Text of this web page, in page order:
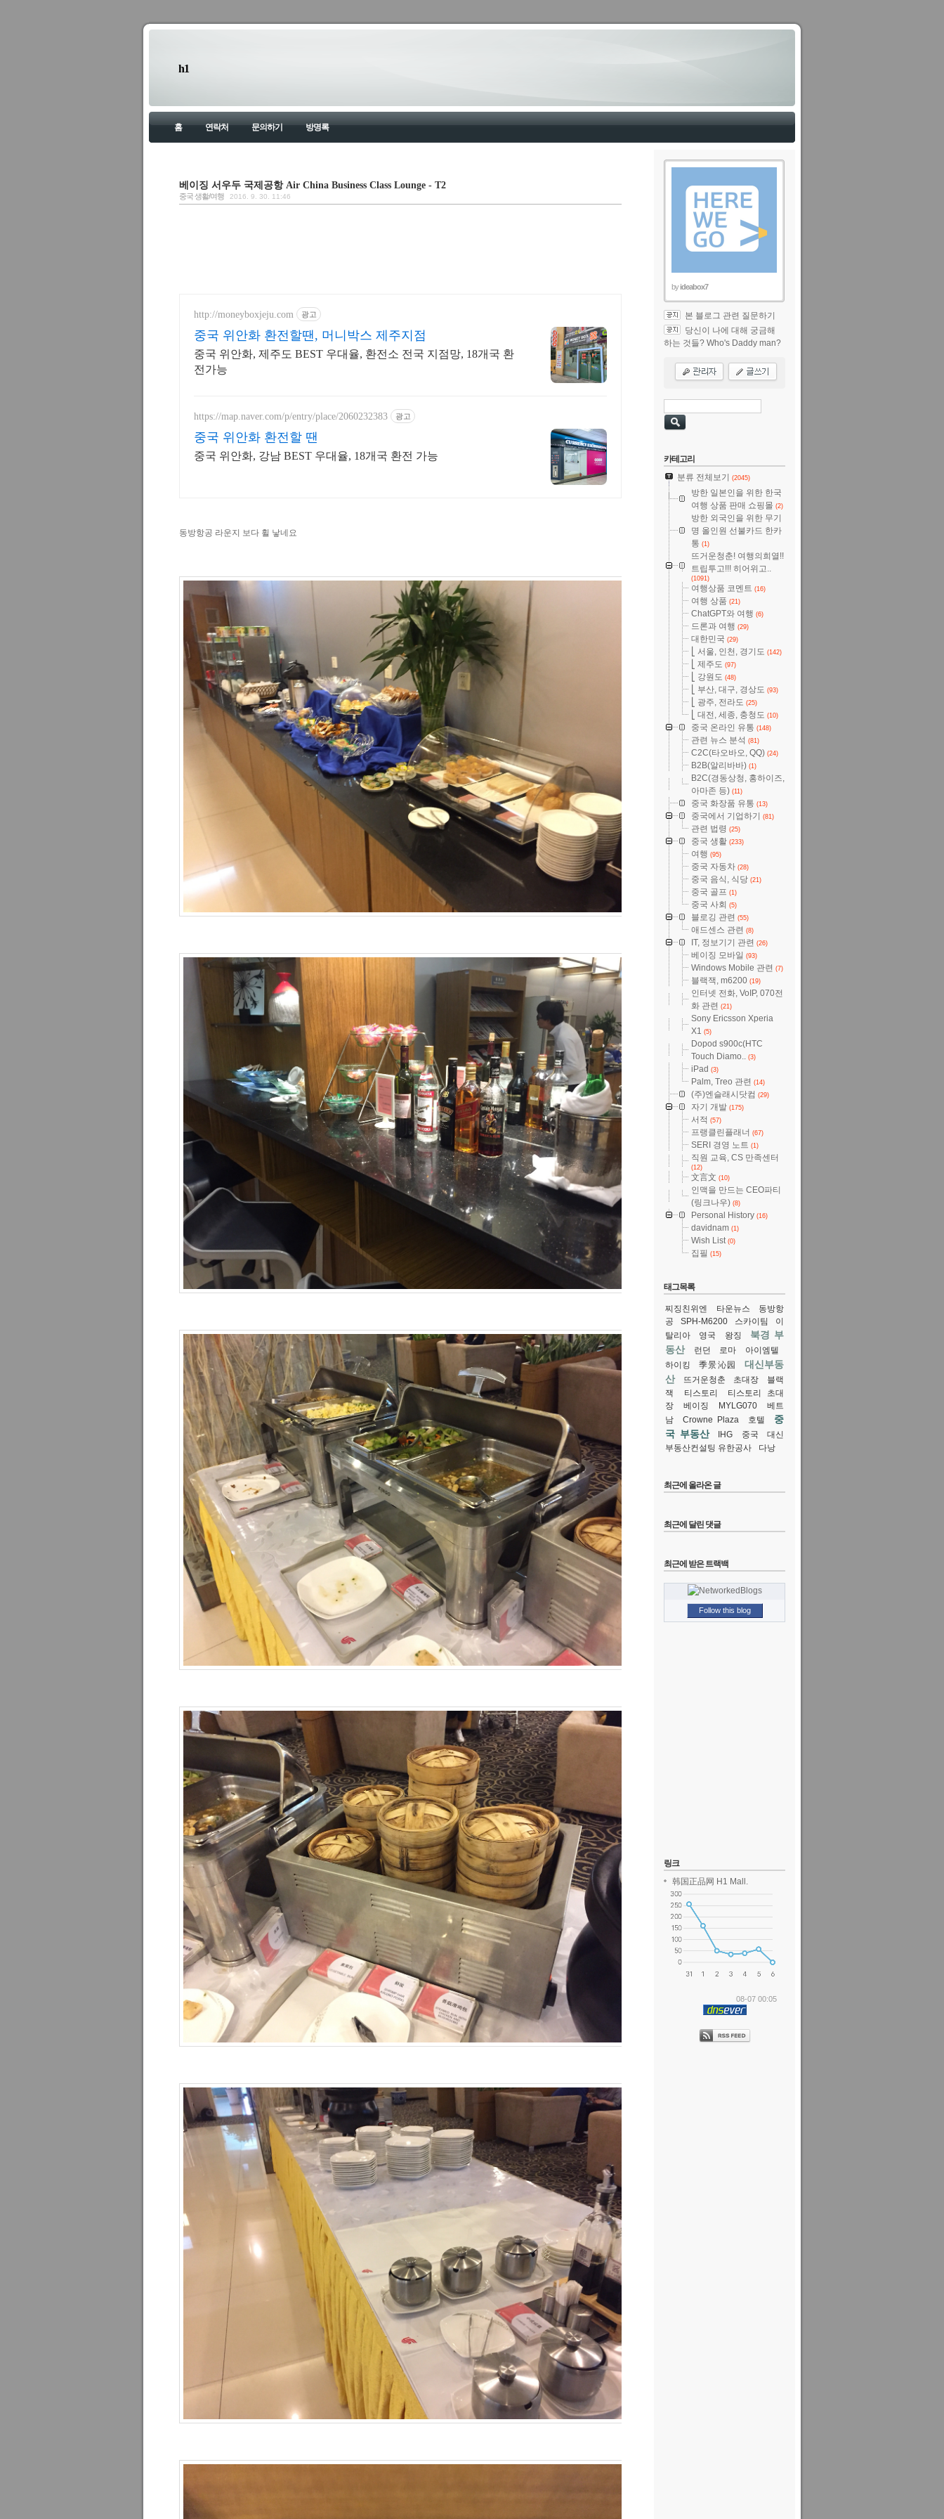
h1
홈 연락처 문의하기 방명록
베이징 서우두 국제공항 Air China Business Class Lounge - T2
중국 생활/여행 2016. 9. 30. 11:46
http://moneyboxjeju.com 광고
중국 위안화 환전할땐, 머니박스 제주지점
중국 위안화, 제주도 BEST 우대율, 환전소 전국 지점망, 18개국 환
전가능
https://map.naver.com/p/entry/place/2060232383 광고
중국 위안화 환전할 땐
중국 위안화, 강남 BEST 우대율, 18개국 환전 가능
동방항공 라운지 보다 휠 낳네요
byideabox7
본 블로그 관련 질문하기
당신이 나에 대해 궁금해
하는 것들? Who's Daddy man?
카테고리
분류 전체보기
(2045)
방한 일본인을 위한 한국
여행 상품 판매 쇼핑몰 (2)
방한 외국인을 위한 무기
명 올인원 선불카드 한카
통 (1)
뜨거운청춘! 여행의희열!!
트립투고!!! 히어위고..
(1091)
여행상품 코멘트 (16)
여행 상품 (21)
ChatGPT와 여행 (6)
드론과 여행 (29)
대한민국 (29)
⎣ 서울, 인천, 경기도 (142)
⎣ 제주도 (97)
⎣ 강원도 (48)
⎣ 부산, 대구, 경상도 (93)
⎣ 광주, 전라도 (25)
⎣ 대전, 세종, 충청도 (10)
중국 온라인 유통 (148)
관련 뉴스 분석 (81)
C2C(타오바오, QQ) (24)
B2B(알리바바) (1)
B2C(경동상청, 홍하이즈,
아마존 등) (11)
중국 화장품 유통 (13)
중국에서 기업하기 (81)
관련 법령 (25)
중국 생활 (233)
여행 (95)
중국 자동차 (28)
중국 음식, 식당 (21)
중국 골프 (1)
중국 사회 (5)
블로깅 관련 (55)
애드센스 관련 (8)
IT, 정보기기 관련 (26)
베이징 모바일 (93)
Windows Mobile 관련 (7)
블랙잭, m6200 (19)
인터넷 전화, VoIP, 070전
화 관련 (21)
Sony Ericsson Xperia
X1 (5)
Dopod s900c(HTC
Touch Diamo.. (3)
iPad (3)
Palm, Treo 관련 (14)
(주)엔슬래시닷컴 (29)
자기 개발 (175)
서적 (57)
프랭클린플래너 (67)
SERI 경영 노트 (1)
직원 교육, CS 만족센터
(12)
文言文 (10)
인맥을 만드는 CEO파티
(링크나우) (8)
Personal History (16)
davidnam (1)
Wish List(0)
집필 (15)
태그목록
찌징친위엔 타운뉴스
동방항
공
SPH-M6200 스카이팀
이
탈리아
영국 왕징
북경 부
동산
런던 로마
아이엠텔
하이킹
季景沁园
대신부동
산
뜨거운청춘 초대장
블랙
잭
티스토리
티스토리 초대
장
베이징 MYLG070
베트
남
Crowne Plaza 호텔
중
국 부동산
IHG 중국
대신
부동산컨설팅 유한공사
다낭
최근에 올라온 글
최근에 달린 댓글
최근에 받은 트랙백
Follow this blog
링크
韩国正品网 H1 Mall.
08-07 00:05